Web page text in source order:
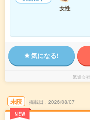
女性
気になる!
派遣会社
未読
NEW
掲載日 2026/08/07